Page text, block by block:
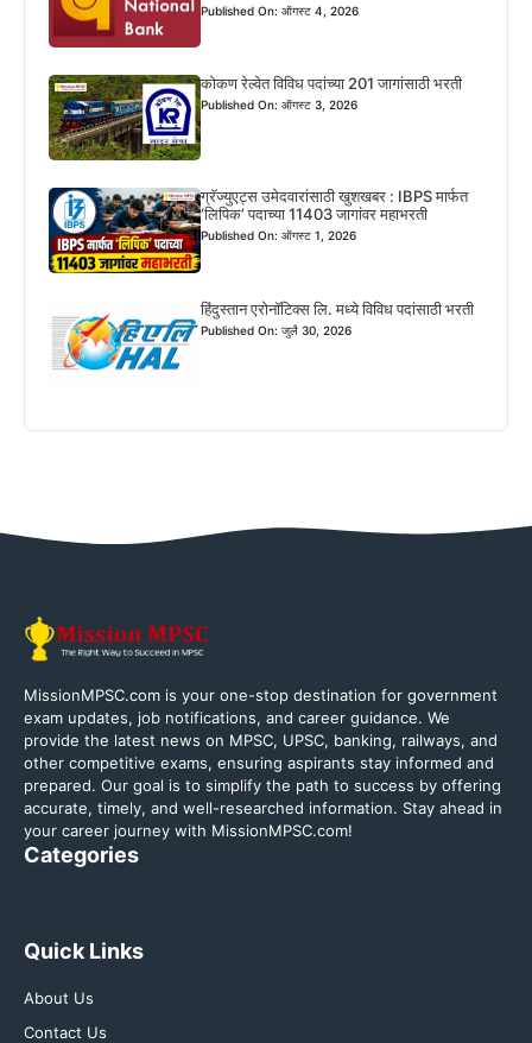
Published On: ऑगस्ट 4, 2026
कोकण रेल्वेत विविध पदांच्या 201 जागांसाठी भरती
Published On: ऑगस्ट 3, 2026
ग्रॅज्युएट्स उमेदवारांसाठी खुशखबर : IBPS मार्फत
‘लिपिक’ पदाच्या 11403 जागांवर महाभरती
Published On: ऑगस्ट 1, 2026
हिंदुस्तान एरोनॉटिक्स लि. मध्ये विविध पदांसाठी भरती
Published On: जुलै 30, 2026
MissionMPSC.com is your one-stop destination for government
exam updates, job notifications, and career guidance. We
provide the latest news on MPSC, UPSC, banking, railways, and
other competitive exams, ensuring aspirants stay informed and
prepared. Our goal is to simplify the path to success by offering
accurate, timely, and well-researched information. Stay ahead in
your career journey with MissionMPSC.com!
Categories
Quick Links
About Us
Contact Us